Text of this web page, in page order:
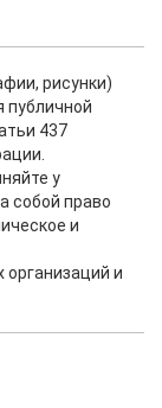
рисунки)
публичной
437
у
собой право
и
организаций и